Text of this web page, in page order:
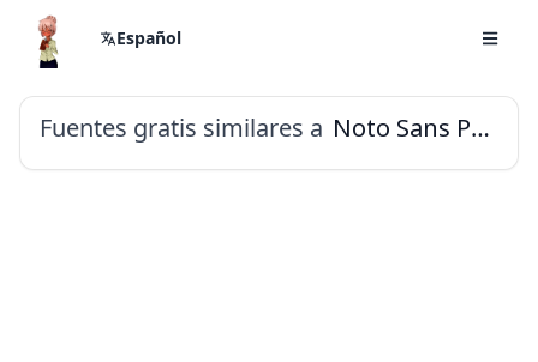
Español
Fuentes gratis similares a Noto Sans Pahawh Hmong